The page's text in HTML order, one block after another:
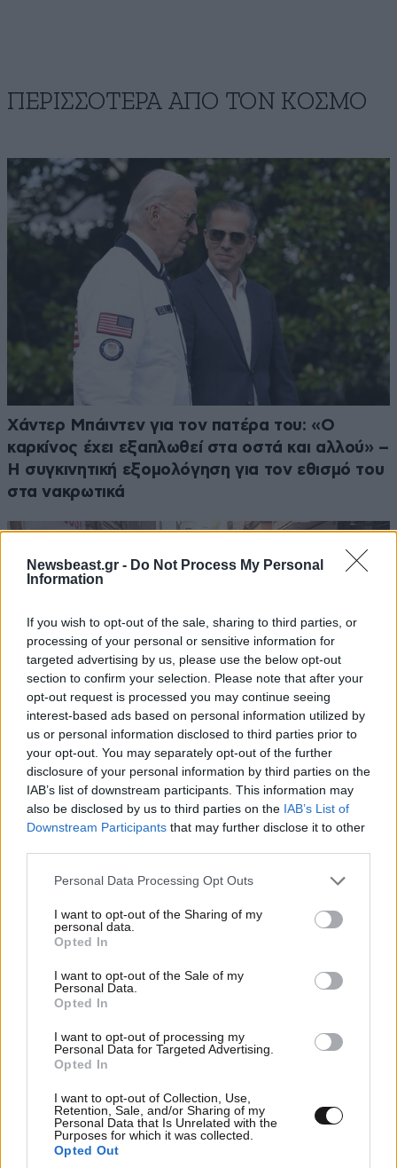
Newsbeast.gr - Do Not Process My Personal
Information
If you wish to opt-out of the sale, sharing to third parties, or
processing of your personal or sensitive information for
targeted advertising by us, please use the below opt-out
section to confirm your selection. Please note that after your
opt-out request is processed you may continue seeing
interest-based ads based on personal information utilized by
us or personal information disclosed to third parties prior to
your opt-out. You may separately opt-out of the further
disclosure of your personal information by third parties on the
IAB’s list of downstream participants. This information may
also be disclosed by us to third parties on the IAB’s List of
Downstream Participants that may further disclose it to other
Please note that this website/app uses one or more Google
not limited to your visit or usage behaviour. You may click to
grant or deny consent to Google and its third-party tags to
use your data for below specified purposes in below Google
consent section.
Personal Data Processing Opt Outs
I want to opt-out of the Sharing of my
personal data.
Opted In
I want to opt-out of the Sale of my
Personal Data.
Opted In
I want to opt-out of processing my
Personal Data for Targeted Advertising.
Opted In
I want to opt-out of Collection, Use,
Retention, Sale, and/or Sharing of my
Personal Data that Is Unrelated with the
Purposes for which it was collected.
Opted Out
ΠΕΡΙΣΣΟΤΕΡΑ ΑΠΟ ΤΟΝ ΚΟΣΜΟ
Χάντερ Μπάιντεν για τον πατέρα του: «Ο
καρκίνος έχει εξαπλωθεί στα οστά και αλλού» –
Η συγκινητική εξομολόγηση για τον εθισμό του
στα νακρωτικά
Ισπανία: Εξαρθρώθηκε μεγάλο κύκλωμα
διακίνησης μεταναστών, ναρκωτικών και όπλων
– Συνελήφθησαν 78 άτομα
Ενεργειακό deal στη Μέση Ανατολή: Ιράκ και